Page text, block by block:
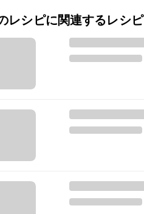
レシピに関連するレシピ